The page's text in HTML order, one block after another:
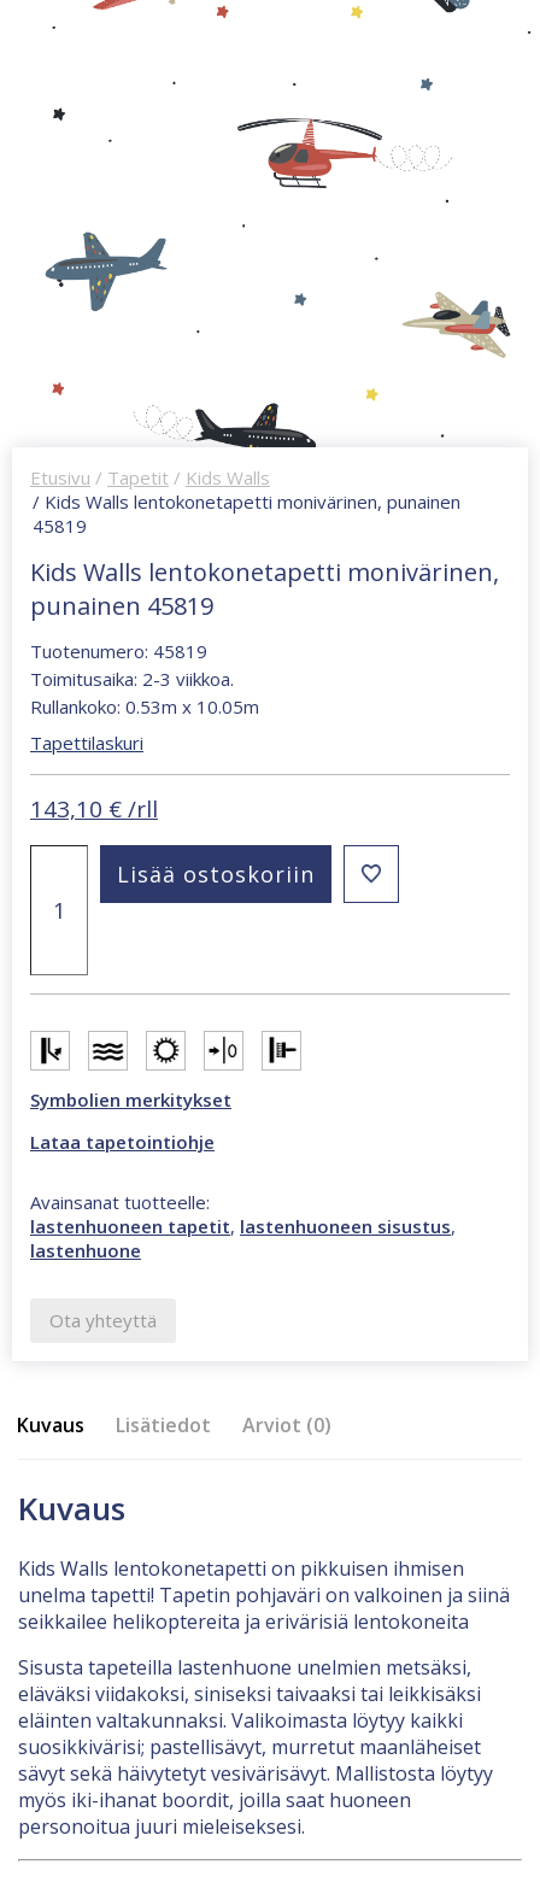
Etusivu / Tapetit / Kids Walls
/ Kids Walls lentokonetapetti monivärinen, punainen
45819
Kids Walls lentokonetapetti monivärinen,
punainen 45819
Tuotenumero: 45819
Toimitusaika: 2-3 viikkoa.
Rullankoko: 0.53m x 10.05m
Tapettilaskuri
143,10 € /rll
lentokonetapetti
45819
määrä
Lisää ostoskoriin
Symbolien merkitykset
Lataa tapetointiohje
Avainsanat tuotteelle:
lastenhuoneen tapetit, lastenhuoneen sisustus,
lastenhuone
Ota yhteyttä
Kuvaus Lisätiedot Arviot (0)
Kuvaus
Kids Walls lentokonetapetti on pikkuisen ihmisen
unelma tapetti! Tapetin pohjaväri on valkoinen ja siinä
seikkailee helikoptereita ja erivärisiä lentokoneita
Sisusta tapeteilla lastenhuone unelmien metsäksi,
eläväksi viidakoksi, siniseksi taivaaksi tai leikkisäksi
eläinten valtakunnaksi. Valikoimasta löytyy kaikki
suosikkivärisi; pastellisävyt, murretut maanläheiset
sävyt sekä häivytetyt vesivärisävyt. Mallistosta löytyy
myös iki-ihanat boordit, joilla saat huoneen
personoitua juuri mieleiseksesi.